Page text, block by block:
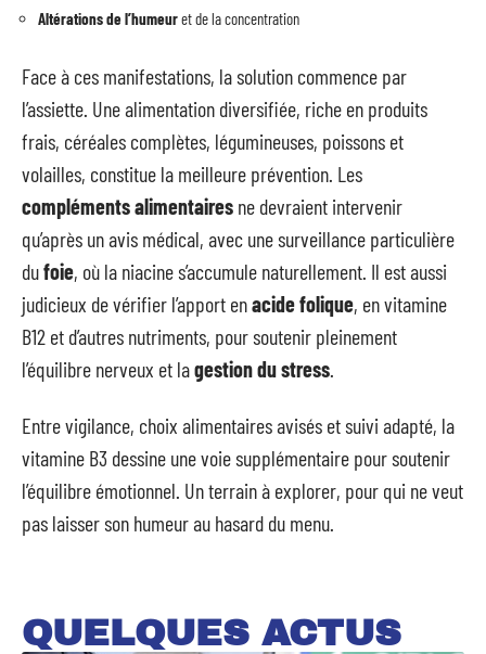
Altérations de l’humeuret de la concentration
Face à ces manifestations, la solution commence par
l’assiette. Une alimentation diversifiée, riche en produits
frais, céréales complètes, légumineuses, poissons et
volailles, constitue la meilleure prévention. Les
compléments alimentaires ne devraient intervenir
qu’après un avis médical, avec une surveillance particulière
dufoie, où la niacine s’accumule naturellement. Il est aussi
judicieux de vérifier l’apport enacide folique, en vitamine
B12 et d’autres nutriments, pour soutenir pleinement
l’équilibre nerveux et lagestion du stress
Entre vigilance, choix alimentaires avisés et suivi adapté, la
vitamine B3 dessine une voie supplémentaire pour soutenir
l’équilibre émotionnel. Un terrain à explorer, pour qui ne veut
pas laisser son humeur au hasard du menu.
QUELQUES ACTUS